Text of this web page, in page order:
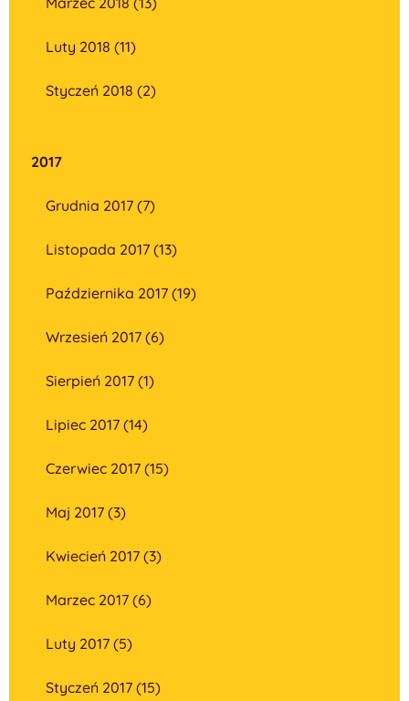
Luty 2018 (11)
Styczeń 2018 (2)
2017
Grudnia 2017 (7)
Listopada 2017 (13)
Października 2017 (19)
Wrzesień 2017 (6)
Sierpień 2017 (1)
Lipiec 2017 (14)
Czerwiec 2017 (15)
Maj 2017 (3)
Kwiecień 2017 (3)
Marzec 2017 (6)
Luty 2017 (5)
Styczeń 2017 (15)